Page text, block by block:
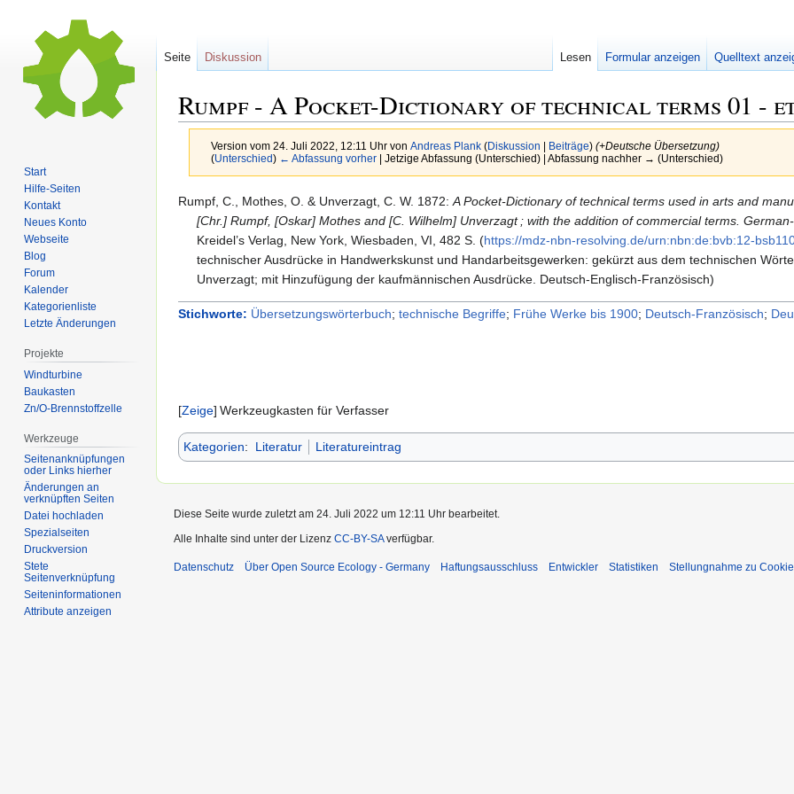
Rumpf - A Pocket-Dictionary of technical terms 01 -
Version vom 24. Juli 2022, 12:11 Uhr von Andreas Plank (Diskussion Beiträge) (+Deutsche Übersetzung)
(Unterschied) ← Abfassung vorher| Jetzige Abfassung (Unterschied) | Abfassung nachher → (Unterschied)
Zur
Navigation
springen
Zur
Suche
springen
Rumpf, C., Mothes, O. & Unverzagt, C. W. 1872: A Pocket-Dictionary of technical terms used in arts and
[Chr.] Rumpf, [Oskar] Mothes and [C. Wilhelm] Unverzagt ; with the addition of commercial terms.
Kreidel’s Verlag, New York, Wiesbaden, VI, 482 S. (https:/​/​mdz-nbn-resolving.​de/​urn:nbn:de:bvb:12-
technischer Ausdrücke in Handwerkskunst und Handarbeitsgewerken: gekürzt aus dem technischen
Unverzagt; mit Hinzufügung der kaufmännischen Ausdrücke. Deutsch-Englisch-Französisch)
Stichworte: Übersetzungswörterbuch; technische Begriffe; Frühe Werke bis 1900; Deutsch-Französisch;
Zeige Werkzeugkasten für Verfasser
Kategorien: Literatur Literatureintrag
Seite Diskussion Lesen Formular anzeigen Quelltext
Start
Hilfe-Seiten
Kontakt
Neues Konto
Webseite
Blog
Forum
Kalender
Kategorienliste
Letzte Änderungen
Projekte
Windturbine
Baukasten
Zn/O-Brennstoffzelle
Werkzeuge
Seitenanknüpfungen
oder Links hierher
Änderungen an
verknüpften Seiten
Datei hochladen
Spezialseiten
Druckversion
Stete
Seitenverknüpfung
Seiten­informationen
Attribute anzeigen
Diese Seite wurde zuletzt am 24. Juli 2022 um 12:11 Uhr bearbeitet.
Alle Inhalte sind unter der Lizenz CC-BY-SAverfügbar.
Datenschutz Über Open Source Ecology - Germany Haftungsausschluss Entwickler Statistiken Stellungnahme zu